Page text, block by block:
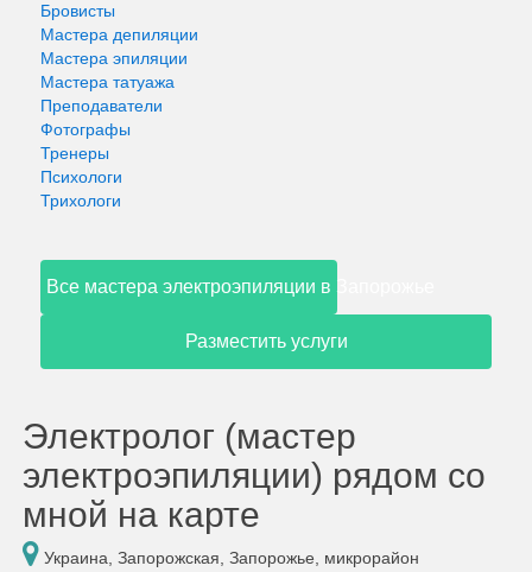
Бровисты
Мастера депиляции
Мастера эпиляции
Мастера татуажа
Преподаватели
Фотографы
Тренеры
Психологи
Трихологи
Все мастера электроэпиляции в Запорожье
Разместить услуги
Электролог (мастер
электроэпиляции) рядом со
мной на карте
Украина, Запорожская, Запорожье, микрорайон